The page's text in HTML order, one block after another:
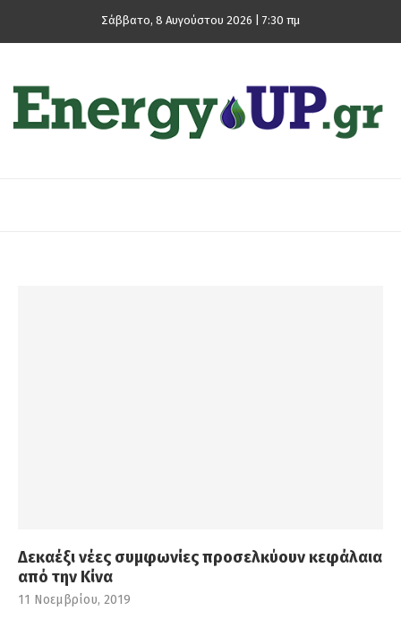
Σάββατο, 8 Αυγούστου 2026 | 7:30 πμ
Δεκαέξι νέες συμφωνίες προσελκύουν κεφάλαια
από την Κίνα
11 Νοεμβρίου, 2019